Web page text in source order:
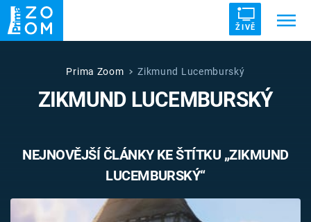
ŽIVĚ
ZRÁDCI DRUHÁ SVĚTOVÁ VÁLKA
ZÁHADY VETŘELCI DÁVNOVĚKU
Prima Zoom Zikmund Lucemburský
ZIKMUND LUCEMBURSKÝ
NEJNOVĚJŠÍ ČLÁNKY KE ŠTÍTKU „ZIKMUND
LUCEMBURSKÝ“